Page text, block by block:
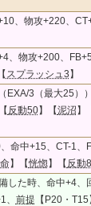
、物攻+220、
、物攻+200、
スプラッシュ3 】
EXA/3（最大25）
反動50】【泥沼 】
命中+15、CT-1、
】【恍惚】【 反動
した時、命中+4、
前提 【P20・